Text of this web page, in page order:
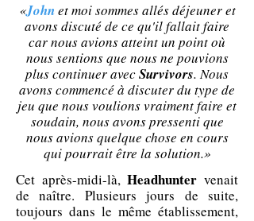
«John et moi sommes allés déjeuner et
avons discuté de ce qu'il fallait faire
car nous avions atteint un point où
nous sentions que nous ne pouvions
plus continuer avecSurvivors. Nous
avons commencé à discuter du type de
jeu que nous voulions vraiment faire et
soudain, nous avons pressenti que
nous avions quelque chose en cours
qui pourrait être la solution.»
Cet après-midi-là,Headhunter venait
de naître. Plusieurs jours de suite,
toujours dans le même établissement,